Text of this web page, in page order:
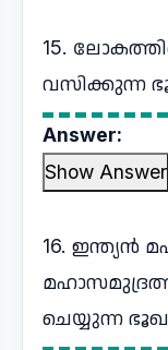
15.
വസിക്കുന്ന
Answer:
Show Answer
16. ഇന്ത്യൻ
ചെയ്യുന്ന